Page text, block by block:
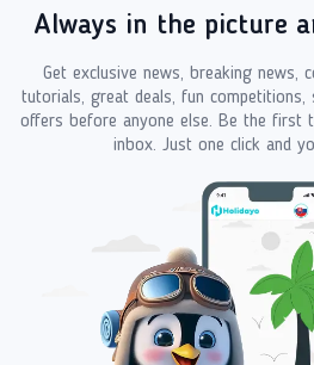
Always in the picture
Get exclusive news, breaking news,
tutorials, great deals, fun competitions,
offers before anyone else. Be the first
inbox. Just one click and